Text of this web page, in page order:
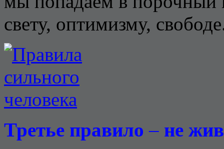
свету, оптимизму,
Третье правило– не